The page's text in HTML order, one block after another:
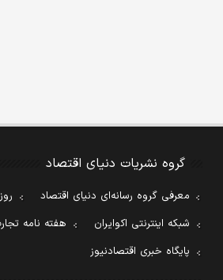
گروه نشریات دنیای اقتصاد
معرفی گروه رسانه‌ای دنیای اقتصاد
شبکه اینترنتی اکوایران
هفته نامه
پایگاه خبری اقتصادنیوز